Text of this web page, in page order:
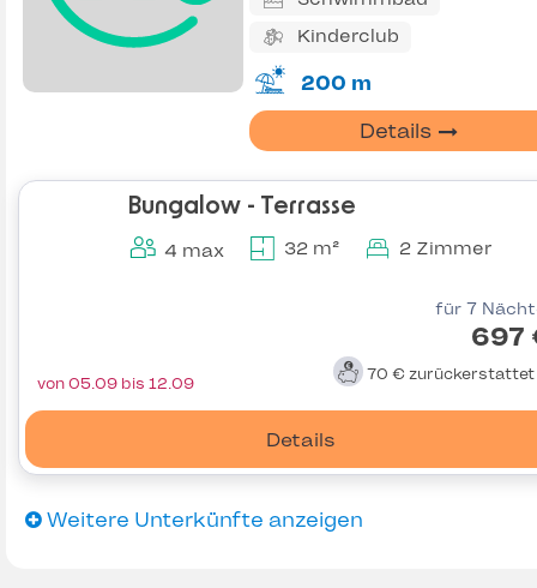
Kinderclub
200 m
Details
Bungalow - Terrasse
4 max 32 m² 2 Zimmer
für 7
697
70 € zurückerstattet
Details
von 05.09 bis 12.09
Weitere Unterkünfte anzeigen